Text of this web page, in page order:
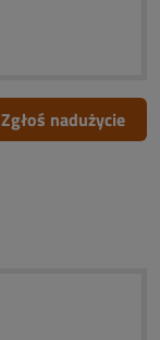
Zgłoś nadużycie